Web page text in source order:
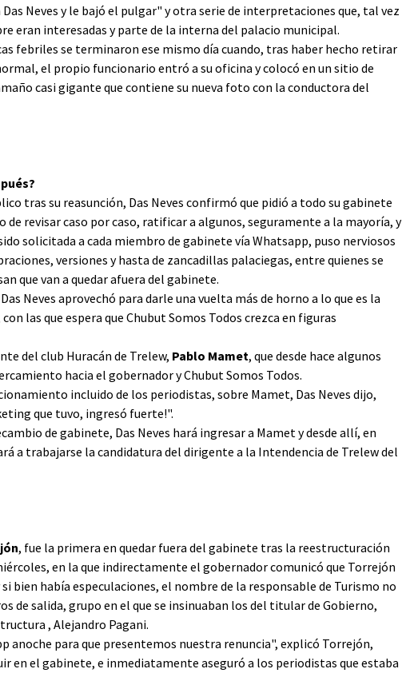
Neves y le bajó el pulgar" y otra serie de interpretaciones que, tal vez
eran interesadas y parte de la interna del palacio municipal.
febriles se terminaron ese mismo día cuando, tras haber hecho retirar
el propio funcionario entró a su oficina y colocó en un sitio de
casi gigante que contiene su nueva foto con la conductora del
tras su reasunción, Das Neves confirmó que pidió a todo su gabinete
de revisar caso por caso, ratificar a algunos, seguramente a la mayoría, y
solicitada a cada miembro de gabinete vía Whatsapp, puso nerviosos
versiones y hasta de zancadillas palaciegas, entre quienes se
que van a quedar afuera del gabinete.
Neves aprovechó para darle una vuelta más de horno a lo que es la
las que espera que Chubut Somos Todos crezca en figuras
del club Huracán de Trelew, Pablo Mamet, que desde hace algunos
hacia el gobernador y Chubut Somos Todos.
incluido de los periodistas, sobre Mamet, Das Neves dijo,
que tuvo, ingresó fuerte!".
de gabinete, Das Neves hará ingresar a Mamet y desde allí, en
a trabajarse la candidatura del dirigente a la Intendencia de Trelew del
, fue la primera en quedar fuera del gabinete tras la reestructuración
en la que indirectamente el gobernador comunicó que Torrejón
bien había especulaciones, el nombre de la responsable de Turismo no
de salida, grupo en el que se insinuaban los del titular de Gobierno,
, Alejandro Pagani.
anoche para que presentemos nuestra renuncia", explicó Torrejón,
en el gabinete, e inmediatamente aseguró a los periodistas que estaba